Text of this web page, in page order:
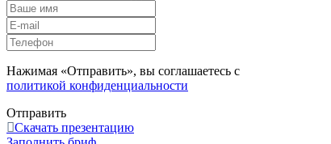
Нажимая «Отправить», вы соглашаетесь с
политикой конфиденциальности
Отправить
Скачать презентацию